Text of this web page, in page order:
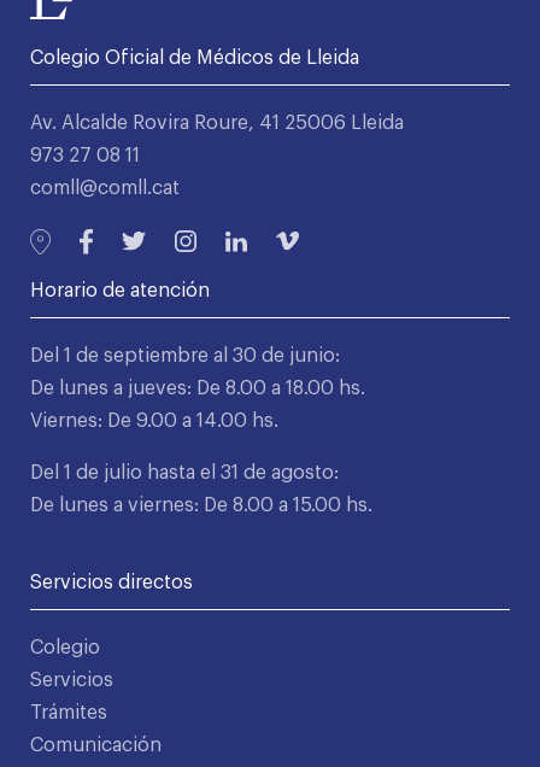
Colegio Oficial de Médicos de Lleida
Av. Alcalde Rovira Roure, 41 25006 Lleida
973 27 08 11
comll@comll.cat
Horario de atención
Del 1 de septiembre al 30 de junio:
De lunes a jueves: De 8.00 a 18.00 hs.
Viernes: De 9.00 a 14.00 hs.
Del 1 de julio hasta el 31 de agosto:
De lunes a viernes: De 8.00 a 15.00 hs.
Servicios directos
Colegio
Servicios
Trámites
Comunicación